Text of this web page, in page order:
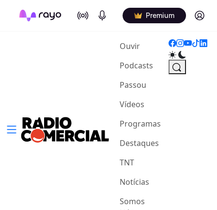
On Air Podcasts Premium Log in
Ouvir(current)
Podcasts
Passou
Vídeos
Programas
Destaques
TNT
Notícias
Somos